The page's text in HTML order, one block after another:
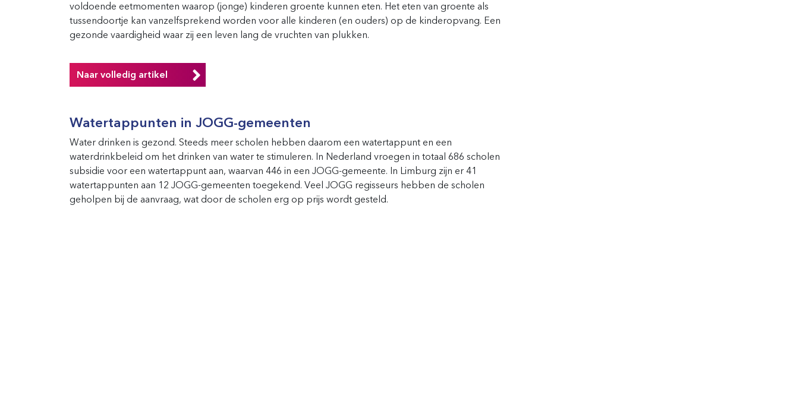
voldoende eetmomenten waarop (jonge) kinderen groente kunnen eten. Het eten van groente als
tussendoortje kan vanzelfsprekend worden voor alle kinderen (en ouders) op de kinderopvang. Een
gezonde vaardigheid waar zij een leven lang de vruchten van plukken.
Naar volledig artikel
Watertappunten in JOGG-gemeenten
Water drinken is gezond. Steeds meer scholen hebben daarom een watertappunt en een
waterdrinkbeleid om het drinken van water te stimuleren. In Nederland vroegen in totaal 686 scholen
subsidie voor een watertappunt aan, waarvan 446 in een JOGG-gemeente. In Limburg zijn er 41
watertappunten aan 12 JOGG-gemeenten toegekend. Veel JOGG regisseurs hebben de scholen
geholpen bij de aanvraag, wat door de scholen erg op prijs wordt gesteld.